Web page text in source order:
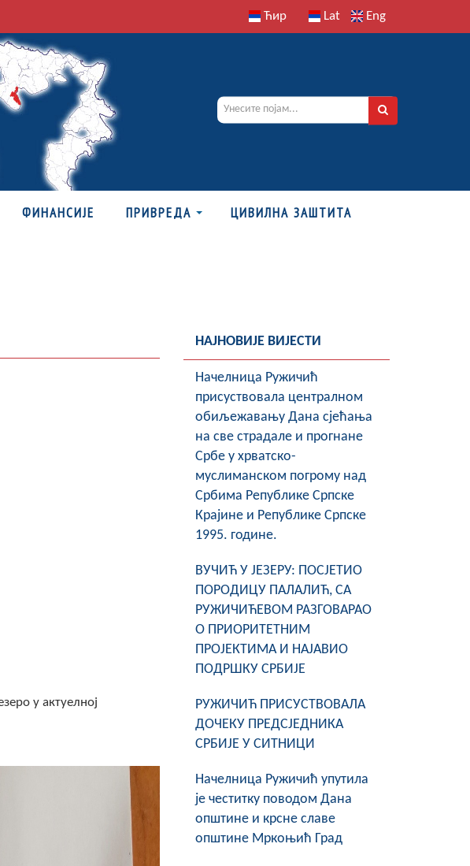
Ћир Lat Eng
ФИНАНСИЈЕ ПРИВРЕДА ЦИВИЛНА ЗАШТИТА
у актуелној
НАЈНОВИЈЕ ВИЈЕСТИ
Начелница Ружичић
присуствовала централном
обиљежавању Дана сјећања
на све страдале и прогнане
Србе у хрватско-
муслиманском погрому над
Србима Републике Српске
Крајине и Републике Српске
1995. године.
ВУЧИЋ У ЈЕЗЕРУ: ПОСЈЕТИО
ПОРОДИЦУ ПАЛАЛИЋ, СА
РУЖИЧИЋЕВОМ РАЗГОВАРАО
О ПРИОРИТЕТНИМ
ПРОЈЕКТИМА И НАЈАВИО
ПОДРШКУ СРБИЈЕ
РУЖИЧИЋ ПРИСУСТВОВАЛА
ДОЧЕКУ ПРЕДСЈЕДНИКА
СРБИЈЕ У СИТНИЦИ
Начелница Ружичић упутила
је честитку поводом Дана
општине и крсне славе
општине Мркоњић Град